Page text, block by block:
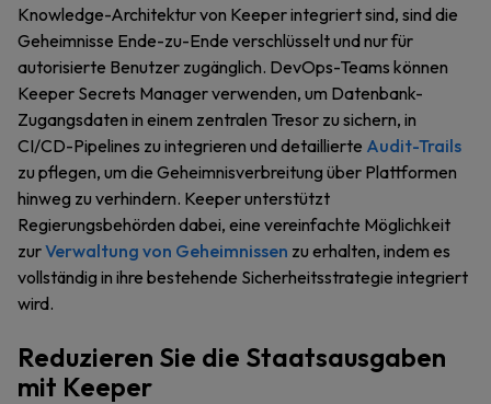
Knowledge-Architektur von Keeper integriert sind, sind die
Geheimnisse Ende-zu-Ende verschlüsselt und nur für
autorisierte Benutzer zugänglich. DevOps-Teams können
Keeper Secrets Manager verwenden, um Datenbank-
Zugangsdaten in einem zentralen Tresor zu sichern, in
CI/CD-Pipelines zu integrieren und detaillierte Audit-Trails
zu pflegen, um die Geheimnisverbreitung über Plattformen
hinweg zu verhindern. Keeper unterstützt
Regierungsbehörden dabei, eine vereinfachte Möglichkeit
zurVerwaltung von Geheimnissen zu erhalten, indem es
vollständig in ihre bestehende Sicherheitsstrategie integriert
wird.
Reduzieren Sie die Staatsausgaben
mit Keeper